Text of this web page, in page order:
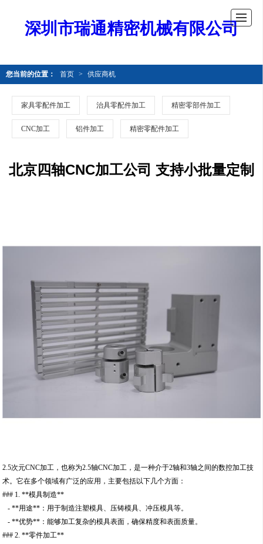
深圳市瑞通精密机械有限公司
您当前的位置： 首页 > 供应商机
家具零配件加工 治具零配件加工 精密零部件加工
CNC加工 铝件加工 精密零配件加工
北京四轴CNC加工公司 支持小批量定制
2.5次元CNC加工，也称为2.5轴CNC加工，是一种介于2轴和3轴之间的数控加工技
术。它在多个领域有广泛的应用，主要包括以下几个方面：
### 1. **模具制造**
- **用途**：用于制造注塑模具、压铸模具、冲压模具等。
- **优势**：能够加工复杂的模具表面，确保精度和表面质量。
### 2. **零件加工**